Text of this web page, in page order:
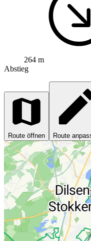
264 m
Abstieg
Route öffnen Route